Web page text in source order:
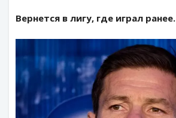
Вернется в лигу, где играл ранее.